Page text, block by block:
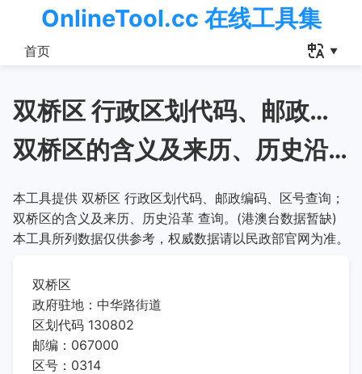
OnlineTool.cc 在线工具集
首页
双桥区 行政区划代码、邮政编码、区号查询
双桥区的含义及来历、历史沿革
本工具提供 双桥区 行政区划代码、邮政编码、区号查询；
双桥区的含义及来历、历史沿革 查询。(港澳台数据暂缺)
本工具所列数据仅供参考，权威数据请以民政部官网为准。
双桥区
政府驻地：中华路街道
区划代码 130802
邮编：067000
区号：0314